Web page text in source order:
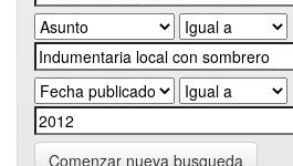
Comenzar nueva busqueda